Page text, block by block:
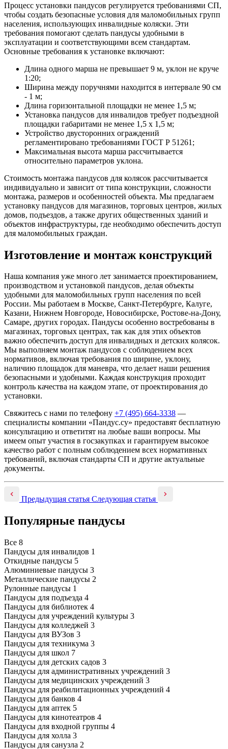
Процесс установки пандусов регулируется требованиями СП,
чтобы создать безопасные условия для маломобильных групп
населения, использующих инвалидные коляски. Эти
требования помогают сделать пандусы удобными в
эксплуатации и соответствующими всем стандартам.
Основные требования к установке включают:
Длина одного марша не превышает 9 м, уклон не круче
1:20;
Ширина между поручнями находится в интервале 90 см
- 1 м;
Длина горизонтальной площадки не менее 1,5 м;
Установка пандусов для инвалидов требует подъездной
площадки габаритами не менее 1,5 х 1,5 м;
Устройство двусторонних ограждений
регламентировано требованиями ГОСТ Р 51261;
Максимальная высота марша рассчитывается
относительно параметров уклона.
Стоимость монтажа пандусов для колясок рассчитывается
индивидуально и зависит от типа конструкции, сложности
монтажа, размеров и особенностей объекта. Мы предлагаем
установку пандусов для магазинов, торговых центров, жилых
домов, подъездов, а также других общественных зданий и
объектов инфраструктуры, где необходимо обеспечить доступ
для маломобильных граждан.
Изготовление и монтаж конструкций
Наша компания уже много лет занимается проектированием,
производством и установкой пандусов, делая объекты
удобными для маломобильных групп населения по всей
России. Мы работаем в Москве, Санкт-Петербурге, Калуге,
Казани, Нижнем Новгороде, Новосибирске, Ростове-на-Дону,
Самаре, других городах. Пандусы особенно востребованы в
магазинах, торговых центрах, так как для этих объектов
важно обеспечить доступ для инвалидных и детских колясок.
Мы выполняем монтаж пандусов с соблюдением всех
нормативов, включая требования по ширине, уклону,
наличию площадок для маневра, что делает наши решения
безопасными и удобными. Каждая конструкция проходит
контроль качества на каждом этапе, от проектирования до
установки.
Свяжитесь с нами по телефону +7 (495) 664-3338 —
специалисты компании «Пандус.су» предоставят бесплатную
консультацию и ответитят на любые ваши вопросы. Мы
имеем опыт участия в госзакупках и гарантируем высокое
качество работ с полным соблюдением всех нормативных
требований, включая стандарты СП и другие актуальные
документы.
Предыдущая статья Следующая статья
Популярные пандусы
Все 8
Пандусы для инвалидов 1
Откидные пандусы 5
Алюминиевые пандусы 3
Металлические пандусы 2
Рулонные пандусы 1
Пандусы для подъезда 4
Пандусы для библиотек 4
Пандусы для учреждений культуры 3
Пандусы для колледжей 3
Пандусы для ВУЗов 3
Пандусы для техникума 3
Пандусы для школ 7
Пандусы для детских садов 3
Пандусы для административных учреждений 3
Пандусы для медицинских учреждений 3
Пандусы для реабилитационных учреждений 4
Пандусы для банков 4
Пандусы для аптек 5
Пандусы для кинотеатров 4
Пандусы для входной группы 4
Пандусы для холла 3
Пандусы для санузла 2